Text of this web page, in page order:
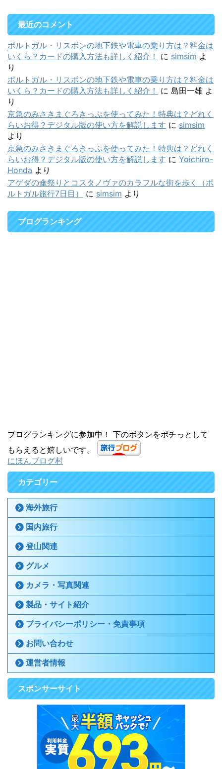
最近のコメント
ポルトガル・リスボンの地下鉄や電車の乗り方は？料金は
いくら？カードの購入方法も詳しく紹介！
に simsim よ
り
ポルトガル・リスボンの地下鉄や電車の乗り方は？料金は
いくら？カードの購入方法も詳しく紹介！
に 島田一雄 よ
り
京急のみさきまぐろきっぷを使ってみた！特典は？どれく
らいお得？デジタル版の使い方を解説します に simsim
より
京急のみさきまぐろきっぷを使ってみた！特典は？どれく
らいお得？デジタル版の使い方を解説します に Yoichiro-
Honda より
アゲダの傘祭りとコスタノヴァのカラフルな街を歩く（ポ
ルトガル旅行7日目）
に simsim より
ブログランキング
ブログランキングに参加中！ 下のボタンをポチっとして
もらえると嬉しいです。
にほんブログ村
カテゴリー
海外旅行
国内旅行
登山関連
グルメ
カメラ・写真関連
製品・サイト紹介
プライバシーポリシー・免責事項
お問い合わせ
運営者情報
スポンサーサイト